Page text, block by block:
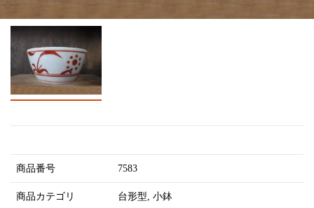
商品番号 7583
商品カテゴリ 台形型 小鉢